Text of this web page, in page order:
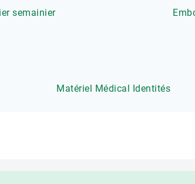
semainier
Matériel Médical Identités